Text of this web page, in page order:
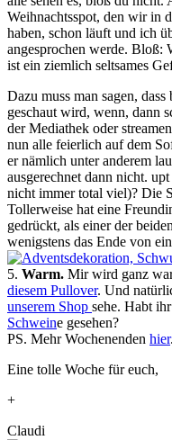
Weihnachtsspot, den wir in
haben, schon läuft und ich
angesprochen werde. Bloß:
ist ein ziemlich seltsames
Dazu muss man sagen,
geschaut wird, wenn, dann
der Mediathek oder
nun alle feierlich auf dem
er nämlich unter anderem
ausgerechnet dann nicht.
nicht immer total viel)? Die
Tollerweise hat eine
gedrückt, als einer der
wenigstens das Ende von
5. Warm. Mir wird ganz
diesem Pullover. Und
unserem Shop sehe. Habt
Schweine gesehen?
PS. Mehr Wochenenden hier.
Eine tolle Woche für euch,
+
Claudi